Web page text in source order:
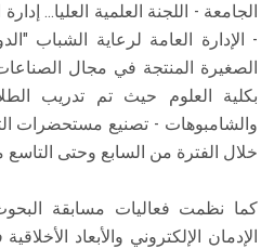
الجامعة - اللجنة العلمية العليا...
- الإدارة العامة لرعاية الشباب
الصغيرة المنتجة في مجال
بكلية العلوم حيث تم تدريب
والشامبوهات - تصنيع مستحضرات
خلال الفترة من السابع وحتى التاسع من
كما نظمت فعاليات مسابقة
الإدمان الإلكتروني والأبعاد